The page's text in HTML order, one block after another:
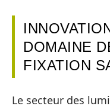
DOMAINE
FIXATION
Le secteur des